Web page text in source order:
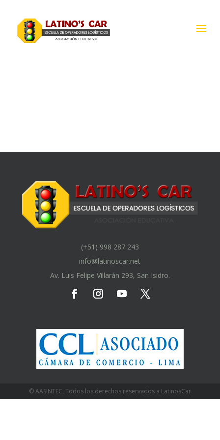
(+51) 998 287 243
info@latinoscar.net
Av. Luis Felipe Villarán 293, San Isidro.
© AASINTEC, Todos los derechos reservados a LatinosCar